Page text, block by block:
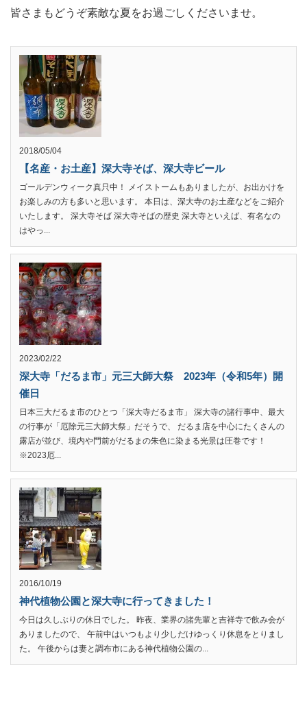
皆さまもどうぞ素敵な夏をお過ごしくださいませ。
2018/05/04
【名産・お土産】深大寺そば、深大寺ビール
ゴールデンウィーク真只中！ メイストームもありましたが、お出かけを
お楽しみの方も多いと思います。 本日は、深大寺のお土産などをご紹介
いたします。 深大寺そば 深大寺そばの歴史 深大寺といえば、有名なの
はやっ...
2023/02/22
深大寺「だるま市」元三大師大祭 2023年（令和5年）開
催日
日本三大だるま市のひとつ「深大寺だるま市」 深大寺の諸行事中、最大
の行事が「厄除元三大師大祭」だそうで、 だるま店を中心にたくさんの
露店が並び、境内や門前がだるまの朱色に染まる光景は圧巻です！
※2023厄...
2016/10/19
神代植物公園と深大寺に行ってきました！
今日は久しぶりの休日でした。 昨夜、業界の諸先輩と吉祥寺で飲み会が
ありましたので、 午前中はいつもより少しだけゆっくり休息をとりまし
た。 午後からは妻と調布市にある神代植物公園の...